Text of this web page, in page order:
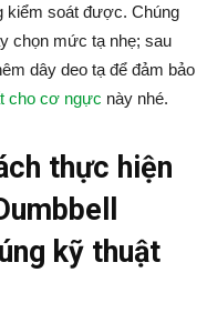
kiểm soát được. Chúng
chọn mức tạ nhẹ; sau
dây deo tạ để đảm bảo
cho cơ ngực này nhé.
thực hiện
kỹ thuật